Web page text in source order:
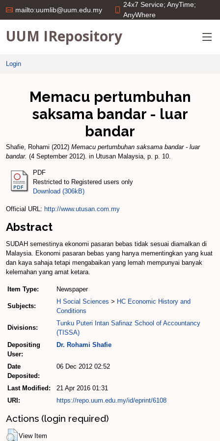
mailto:uumlib@uum.edu.my
24x7 Service; AnyTime;
AnyWhere
UUM IRepository
Login
Memacu pertumbuhan
saksama bandar - luar
bandar
Shafie, Rohami (2012) Memacu pertumbuhan saksama bandar - luar
bandar. (4 September 2012). in Utusan Malaysia, p. p. 10.
PDF
Restricted to Registered users only
Download (306kB)
Official URL: http://www.utusan.com.my
Abstract
SUDAH semestinya ekonomi pasaran bebas tidak sesuai diamalkan di
Malaysia. Ekonomi pasaran bebas yang hanya mementingkan yang kuat
dan kaya sahaja tetapi mengabaikan yang lemah mempunyai banyak
kelemahan yang amat ketara.
Item Type: Newspaper
Subjects:
H Social Sciences > HC Economic History and
Conditions
Divisions:
Tunku Puteri Intan Safinaz School of Accountancy
(TISSA)
Depositing
User:
Dr. Rohami Shafie
Date
Deposited:
06 Dec 2012 02:52
Last Modified:
21 Apr 2016 01:31
URI:
https://repo.uum.edu.my/id/eprint/6108
Actions (login required)
View Item